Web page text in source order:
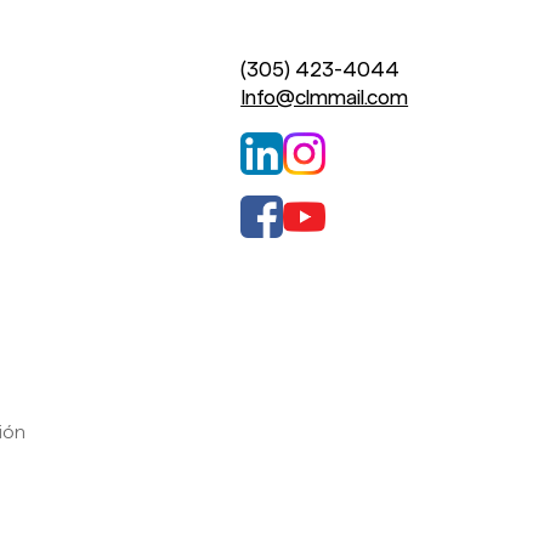
(305) 423-4044
Info@clmmail.com